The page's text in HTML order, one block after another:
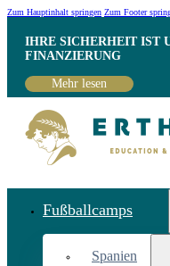
Zum Hauptinhalt springen Zum Footer
IHRE SICHERHEIT IST
INANZIERUNG
Mehr lesen
Fußballcamps
Spanien